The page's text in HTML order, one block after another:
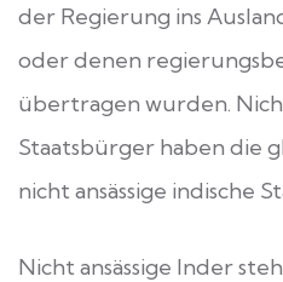
der Regierung ins
oder denen
übertragen wurden.
Staatsbürger haben die
nicht ansässige indische
Nicht ansässige Inder